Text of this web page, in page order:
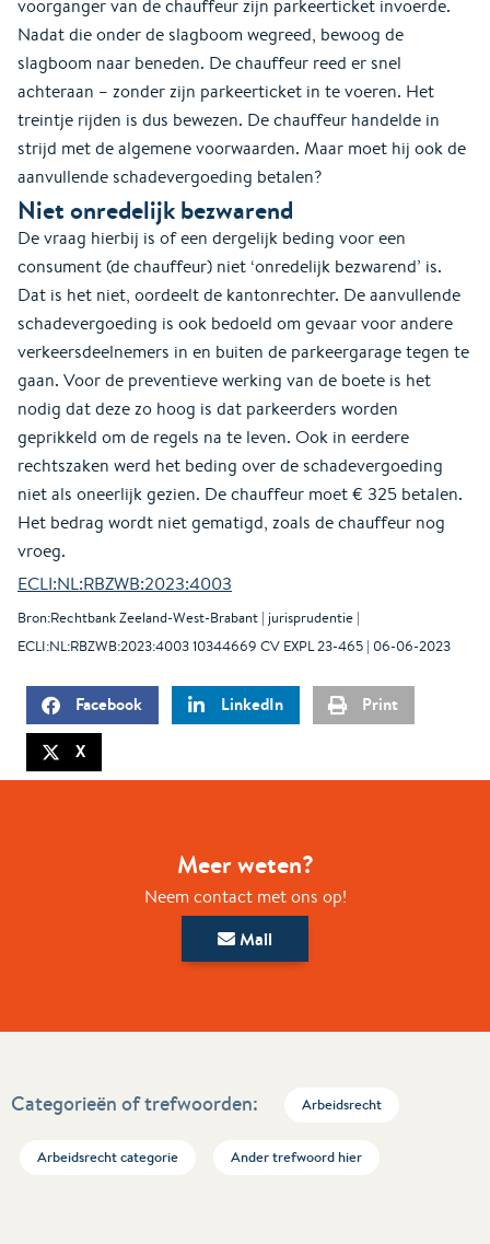
voorganger van de chauffeur zijn parkeerticket invoerde.
Nadat die onder de slagboom wegreed, bewoog de
slagboom naar beneden. De chauffeur reed er snel
achteraan – zonder zijn parkeerticket in te voeren. Het
treintje rijden is dus bewezen. De chauffeur handelde in
strijd met de algemene voorwaarden. Maar moet hij ook de
aanvullende schadevergoeding betalen?
Niet onredelijk bezwarend
De vraag hierbij is of een dergelijk beding voor een
consument (de chauffeur) niet ‘onredelijk bezwarend’ is.
Dat is het niet, oordeelt de kantonrechter. De aanvullende
schadevergoeding is ook bedoeld om gevaar voor andere
verkeersdeelnemers in en buiten de parkeergarage tegen te
gaan. Voor de preventieve werking van de boete is het
nodig dat deze zo hoog is dat parkeerders worden
geprikkeld om de regels na te leven. Ook in eerdere
rechtszaken werd het beding over de schadevergoeding
niet als oneerlijk gezien. De chauffeur moet € 325 betalen.
Het bedrag wordt niet gematigd, zoals de chauffeur nog
vroeg.
ECLI:NL:RBZWB:2023:4003
Bron:Rechtbank Zeeland-West-Brabant | jurisprudentie |
ECLI:NL:RBZWB:2023:4003 10344669 CV EXPL 23-465 | 06-06-2023
Facebook LinkedIn Print
X
Meer weten?
Neem contact met ons op!
Mail
Categorieën of trefwoorden: Arbeidsrecht
Arbeidsrecht categorie Ander trefwoord hier